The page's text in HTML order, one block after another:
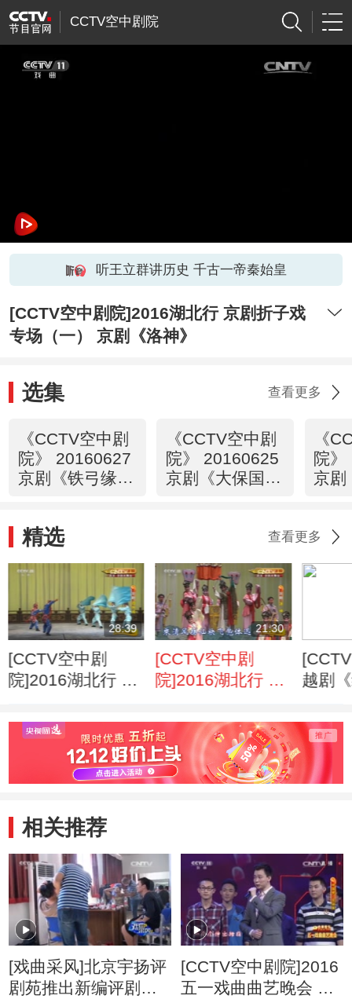
CCTV空中剧院
听王立群讲历史 千古一帝秦始皇
[CCTV空中剧院]2016湖北行 京剧折子戏
专场（一） 京剧《洛神》
选集 查看更多
《CCTV空中剧
院》 20160627
京剧《铁弓缘》
《CCTV空中剧
院》 20160625
京剧《大保国·
《
院》
京剧
精选 查看更多
28:39
[CCTV空中剧
院]2016湖北行 京
（一） 京剧《泗
州城》
21:30
[CCTV空中剧
院]2016湖北行 京
（一） 京剧《洛
神》
越剧
灵
相关推荐
[戏曲采风]北京宇扬评
剧苑推出新编评剧
[CCTV空中剧院]2016
五一戏曲曲艺晚会 京